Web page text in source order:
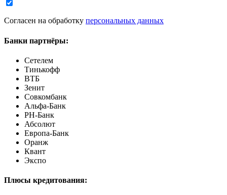
Согласен на обработку персональных данных
Банки партнёры:
Сетелем
Тинькофф
ВТБ
Зенит
Совкомбанк
Альфа-Банк
РН-Банк
Абсолют
Европа-Банк
Оранж
Квант
Экспо
Плюсы кредитования: